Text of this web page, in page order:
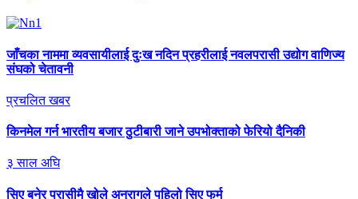
जाँचकानाममा व्यवसायीलाई दुःख नदिन प्रहरीलाई नवलपरासी उद्योग वाणिज्य
संघको चेतावनी
प्रचलित खबर
किनमेलगर्न भारतीय बजार ठुटीबारी जाने उपभोक्ताको फेरियो दैनिकी
३ साल अघि
सिएबनेर परासीमै खोले अनुरागले पहिलो सिए फर्म